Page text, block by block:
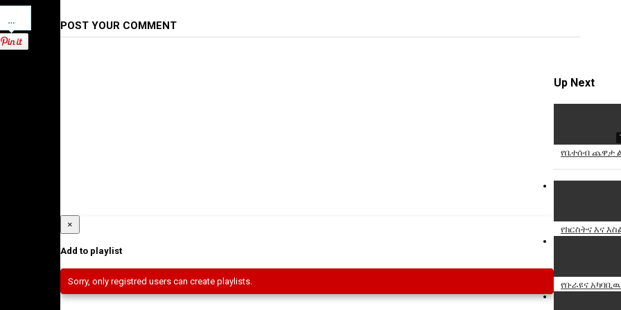
Pinterest
POST YOUR COMMENT
Up Next
የቤተሰብ ጨዋታ
የክርስትና እና
የቡራዩና
Report
×
Add to playlist
Sorry, only registred users can create playlists.